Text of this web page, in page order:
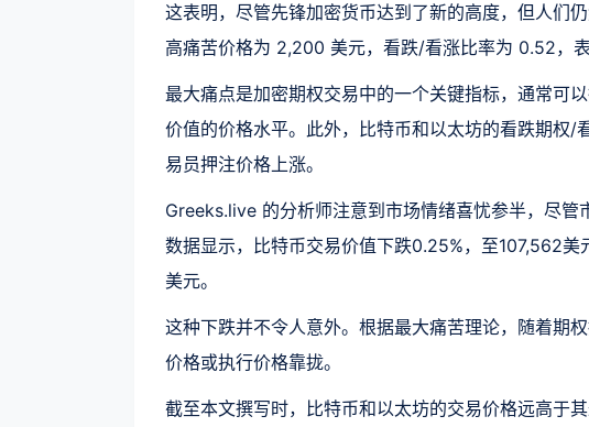
这表明，尽管先锋加密货币达到了新的高度，但人们
高痛苦价格为 2,200 美元，看跌/看涨比率为 0.52，表
最大痛点是加密期权交易中的一个关键指标，通常可
价值的价格水平。此外，比特币和以太坊的看跌期权/
易员押注价格上涨。
Greeks.live 的分析师注意到市场情绪喜忧参半，尽
数据显示，比特币交易价值下跌0.25%，至107,562
美元。
这种下跌并不令人意外。根据最大痛苦理论，随着期
价格或执行价格靠拢。
截至本文撰写时，比特币和以太坊的交易价格远高于